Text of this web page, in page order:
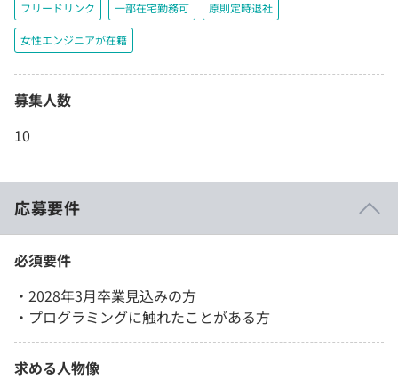
フリードリンク 一部在宅勤務可 原則定時退社
女性エンジニアが在籍
募集人数
10
応募要件
必須要件
・2028年3月卒業見込みの方
・プログラミングに触れたことがある方
求める人物像